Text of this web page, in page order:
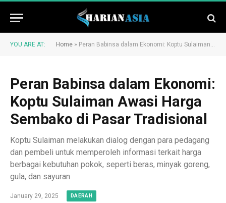
YOU ARE AT: Home » Peran Babinsa dalam Ekonomi: Koptu Sulaiman Awasi Harga Sembako di Pasar Tradisional
Peran Babinsa dalam Ekonomi:
Koptu Sulaiman Awasi Harga
Sembako di Pasar Tradisional
Koptu Sulaiman melakukan dialog dengan para pedagang
dan pembeli untuk memperoleh informasi terkait harga
berbagai kebutuhan pokok, seperti beras, minyak goreng,
gula, dan sayuran
January 29, 2025 DAERAH